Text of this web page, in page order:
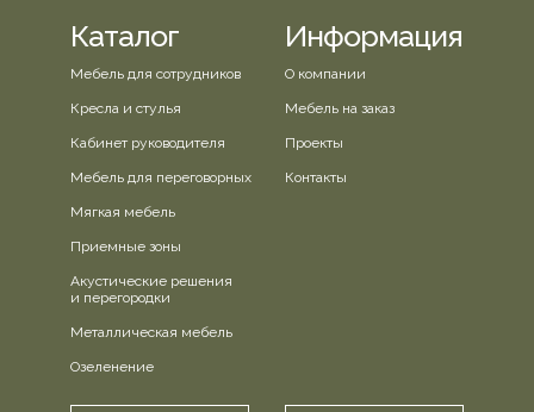
Каталог Информация
Мебель для сотрудников
Акустические решения
и перегородки
Озеленение
Металлическая мебель
Приемные зоны
Мягкая мебель
Мебель для переговорных
Кабинет руководителя
Кресла и стулья
Проекты
Контакты
О компании
Мебель на заказ